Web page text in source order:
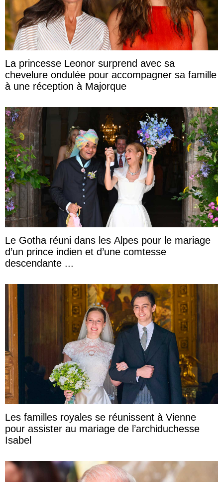
La princesse Leonor surprend avec sa
chevelure ondulée pour accompagner sa famille
à une réception à Majorque
Le Gotha réuni dans les Alpes pour le mariage
d’un prince indien et d’une comtesse
descendante ...
Les familles royales se réunissent à Vienne
pour assister au mariage de l’archiduchesse
Isabel